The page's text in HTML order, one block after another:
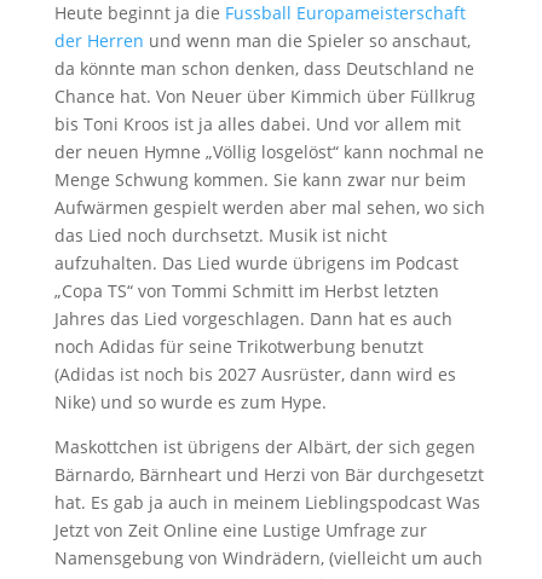
Heute beginnt ja die Fussball Europameisterschaft
der Herren und wenn man die Spieler so anschaut,
da könnte man schon denken, dass Deutschland ne
Chance hat. Von Neuer über Kimmich über Füllkrug
bis Toni Kroos ist ja alles dabei. Und vor allem mit
der neuen Hymne „Völlig losgelöst“ kann nochmal ne
Menge Schwung kommen. Sie kann zwar nur beim
Aufwärmen gespielt werden aber mal sehen, wo sich
das Lied noch durchsetzt. Musik ist nicht
aufzuhalten. Das Lied wurde übrigens im Podcast
„Copa TS“ von Tommi Schmitt im Herbst letzten
Jahres das Lied vorgeschlagen. Dann hat es auch
noch Adidas für seine Trikotwerbung benutzt
(Adidas ist noch bis 2027 Ausrüster, dann wird es
Nike) und so wurde es zum Hype.
Maskottchen ist übrigens der Albärt, der sich gegen
Bärnardo, Bärnheart und Herzi von Bär durchgesetzt
hat. Es gab ja auch in meinem Lieblingspodcast Was
Jetzt von Zeit Online eine Lustige Umfrage zur
Namensgebung von Windrädern, (vielleicht um auch